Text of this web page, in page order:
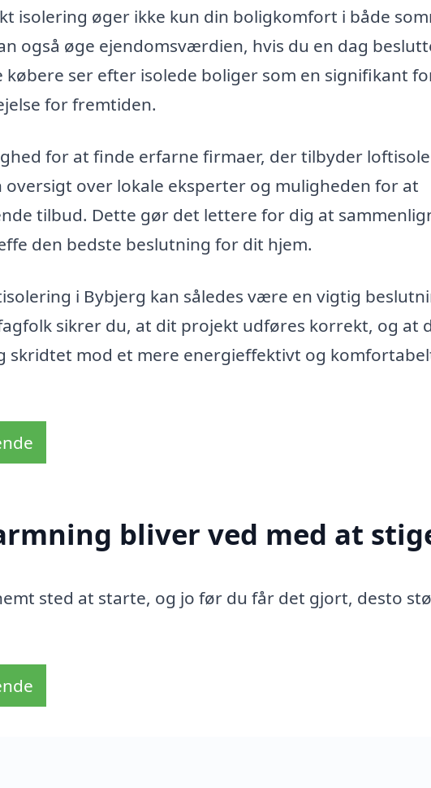
isolering øger ikke kun din boligkomfort i både
også øge ejendomsværdien, hvis du en dag
ser efter isolede boliger som en signifikant
for fremtiden.
for at finde erfarne firmaer, der tilbyder
over lokale eksperter og muligheden for at
tilbud. Dette gør det lettere for dig at
den bedste beslutning for dit hjem.
i Bybjerg kan således være en vigtig
sikrer du, at dit projekt udføres korrekt, og at
skridtet mod et mere energieffektivt og
bliver ved med at
sted at starte, og jo før du får det gjort, desto